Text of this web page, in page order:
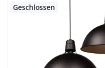
Geschlossen